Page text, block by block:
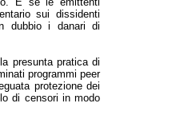
sui dissidenti
dubbio i danari di
presunta pratica di
programmi peer
protezione dei
di censori in modo